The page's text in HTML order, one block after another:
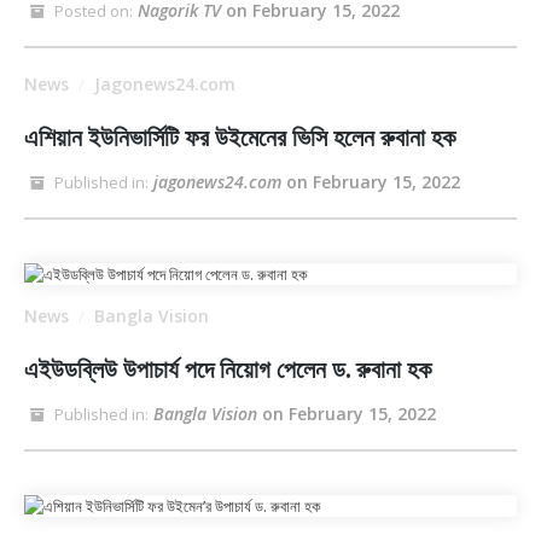
Posted on: Nagorik TVon February 15, 2022
News Jagonews24.com
এশিয়ান ইউনিভার্সিটি ফর উইমেনের ভিসি হলেন রুবানা হক
Published in: jagonews24.com on February 15, 2022
News Bangla Vision
এইউডব্লিউ উপাচার্য পদে নিয়োগ পেলেন ড. রুবানা হক
Published in: Bangla Vision on February 15, 2022